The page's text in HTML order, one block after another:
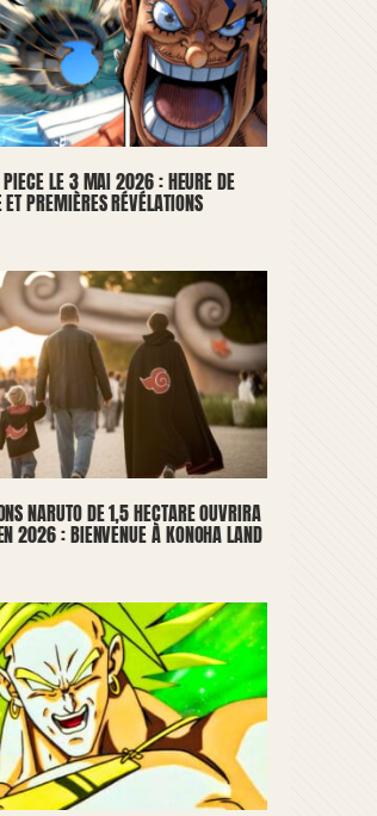
PIECE LE 3 MAI 2026 : HEURE DE
PREMIÈRES RÉVÉLATIONS
NARUTO DE 1,5 HECTARE OUVRIRA
2026 : BIENVENUE À KONOHA LAND